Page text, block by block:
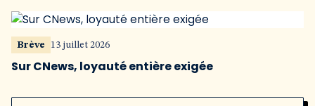
Brève 13 juillet 2026
Sur CNews, loyauté entière exigée